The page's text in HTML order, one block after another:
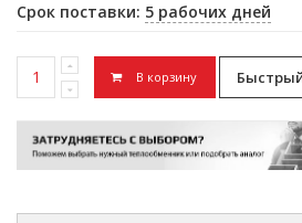
Срок поставки: 5 рабочих дней
В корзину